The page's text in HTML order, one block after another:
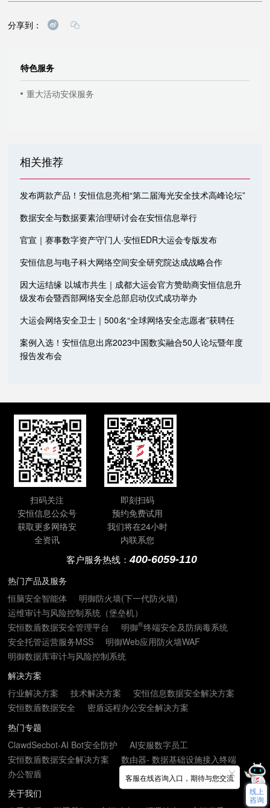
分享到：
特色服务
重大活动安保服务
相关推荐
发布两款产品！安恒信息亮相“第二届海光安全技术高峰论坛”
数据安全与数据要素治理研讨会在安恒信息举行
官宣｜赛事数字资产守门人·安恒EDR大运会专版发布
安恒信息与电子科大网络空间安全研究院达成战略合作
因大运结缘 以城市共生｜成都大运会官方赞助商安恒信息升
级发布会暨西部网络安全总部启动仪式成功举办
大运会网络安全卫士｜500名“全球网络安全志愿者”获聘任
案例入选！安恒信息出席2023中国数实融合50人论坛暨年度
报告发布会
扫码关注
安恒信息公众号
获取更多网络安
全资讯
即刻扫码
预约免费试用
我们将在24小时
内联系您
客户服务热线：400-6059-110
热门产品及服务
恒脑安全智能体
明御防火墙(下一代防火墙)
运维审计与风险控制系统（堡垒机）
安恒数盾数据安全管理平台
明御®终端安全及防病毒系统
安全托管运营服务MSS
明御Web应用防火墙WAF
明御数据库审计与风险控制系统
解决方案
行业解决方案
技术解决方案
安恒信息数据安全解决方案
安恒数盾数据安全
密盾远程办公安全解决方案
热门专题
ClawdSecbot-AI Bot安全防护
AI安服数字员工
安恒数盾数据安全解决方案
数由器- 数据基础设施接入终端
办公智盾
关于我们
客服在线咨询入口，期待与您交流
线上
咨询